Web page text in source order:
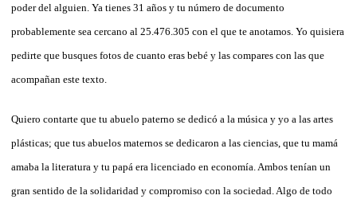
poder del alguien. Ya tienes 31 años y tu número de documento
probablemente sea cercano al 25.476.305 con el que te anotamos. Yo quisiera
pedirte que busques fotos de cuanto eras bebé y las compares con las que
acompañan este texto.
Quiero contarte que tu abuelo paterno se dedicó a la música y yo a las artes
plásticas; que tus abuelos maternos se dedicaron a las ciencias, que tu mamá
amaba la literatura y tu papá era licenciado en economía. Ambos tenían un
gran sentido de la solidaridad y compromiso con la sociedad. Algo de todo